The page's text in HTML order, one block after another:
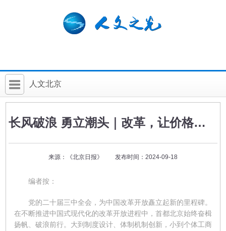
人文北京
社科要闻
社科讲堂
科普活动
长风破浪 勇立潮头｜改革，让价格杠杆激发市场活力
来源：《北京日报》 发布时间：2024-09-18
编者按：
党的二十届三中全会，为中国改革开放矗立起新的里程碑。
在不断推进中国式现代化的改革开放进程中，首都北京始终奋楫
扬帆、破浪前行。大到制度设计、体制机制创新，小到个体工商